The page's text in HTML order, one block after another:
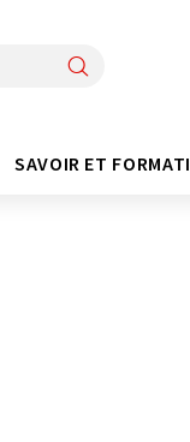
SAVOIR ET